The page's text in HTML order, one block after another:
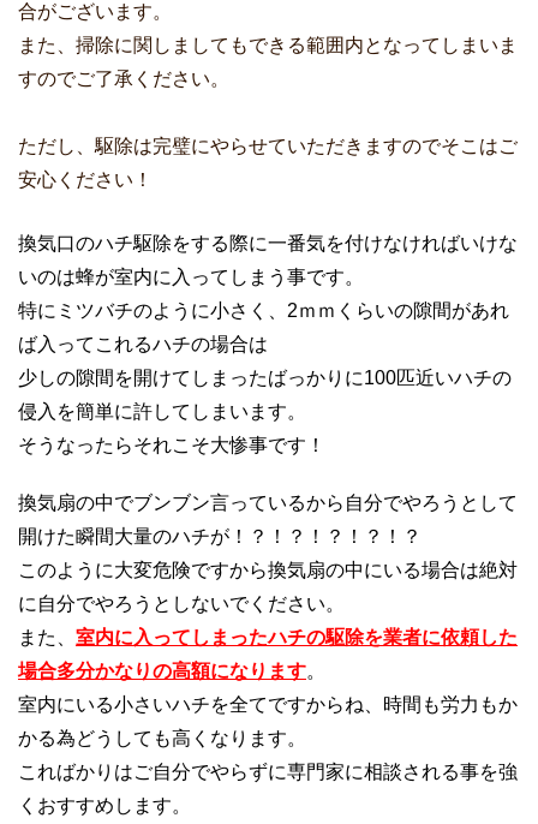
合がございます。
また、掃除に関しましてもできる範囲内となってしまいま
すのでご了承ください。
ただし、駆除は完璧にやらせていただきますのでそこはご
安心ください！
換気口のハチ駆除をする際に一番気を付けなければいけな
いのは蜂が室内に入ってしまう事です。
特にミツバチのように小さく、2ｍｍくらいの隙間があれ
ば入ってこれるハチの場合は
少しの隙間を開けてしまったばっかりに100匹近いハチの
侵入を簡単に許してしまいます。
そうなったらそれこそ大惨事です！
換気扇の中でブンブン言っているから自分でやろうとして
開けた瞬間大量のハチが！？！？！？！？！？
このように大変危険ですから換気扇の中にいる場合は絶対
に自分でやろうとしないでください。
また、 室内に入ってしまったハチの駆除を業者に依頼した
場合多分かなりの高額になります。
室内にいる小さいハチを全てですからね、時間も労力もか
かる為どうしても高くなります。
こればかりはご自分でやらずに専門家に相談される事を強
くおすすめします。